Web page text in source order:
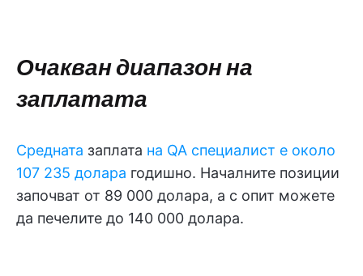
Очакван диапазон на
заплатата
Средната заплата на QA специалист е около
107 235 долара годишно. Началните позиции
започват от 89 000 долара, а с опит можете
да печелите до 140 000 долара.